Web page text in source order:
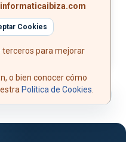
integrada en
Cookies
terceros para mejorar
o bien conocer cómo
Política de Cookies